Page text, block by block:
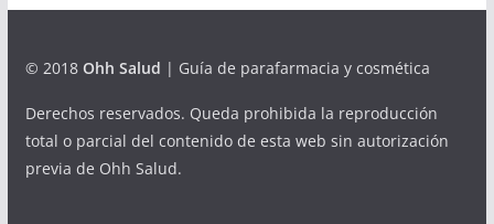
© 2018 Ohh Salud | Guía de parafarmacia y cosmética
Derechos reservados. Queda prohibida la reproducción
total o parcial del contenido de esta web sin autorización
previa de Ohh Salud.